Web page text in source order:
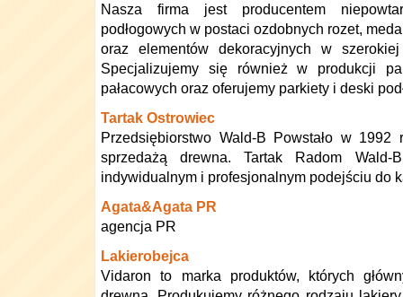
Nasza firma jest producentem
podłogowych w postaci ozdobnych rozet,
oraz elementów dekoracyjnych w
Specjalizujemy się również w produkcji
pałacowych oraz oferujemy parkiety i deski
Tartak Ostrowiec
Przedsiębiorstwo Wald-B Powstało w
sprzedażą drewna. Tartak Radom
indywidualnym i profesjonalnym podejściu do
Agata&Agata PR
agencja PR
Lakierobejca
Vidaron to marka produktów, których